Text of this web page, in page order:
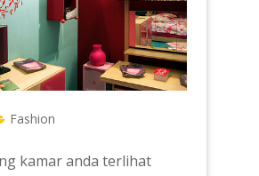
Fashion
kamar anda terlihat